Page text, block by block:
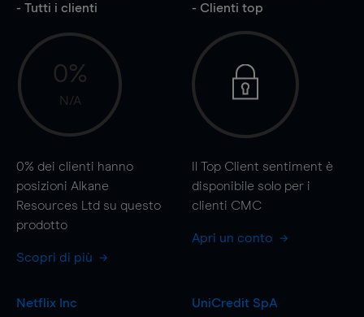
- Tutti i clienti
0%
N/A
0% dei clienti hanno
posizioni Alkane
Resources Ltd su questo
prodotto
Scopri di più
- Clienti top
Il Top Client sentiment è
disponibile solo per i
clienti CMC
Apri un conto
Netflix Inc
UniCredit SpA